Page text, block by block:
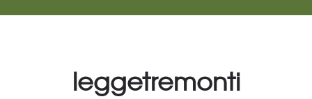
leggetremonti